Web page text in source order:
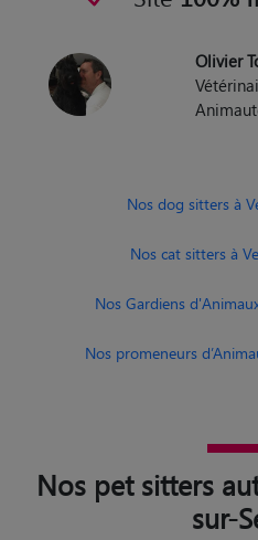
Olivier
Nos dog sitters à
Nos cat sitters à
Nos Gardiens
Nos promeneurs
Nos pet sitters
sur-